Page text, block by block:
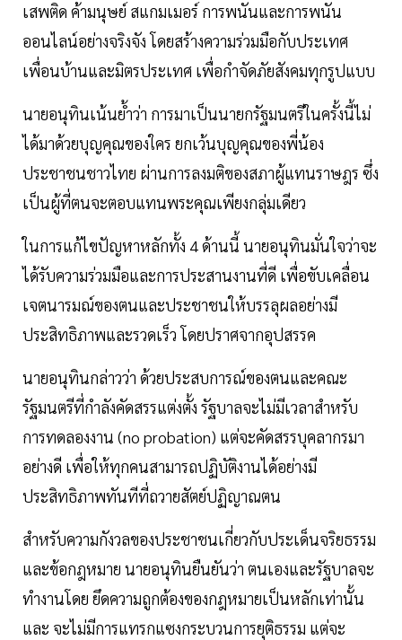
เสพติด ค้ามนุษย์ สแกมเมอร์ การพนันและการพนัน
ออนไลน์อย่างจริงจัง โดยสร้างความร่วมมือกับประเทศ
เพื่อนบ้านและมิตรประเทศ เพื่อกำจัดภัยสังคมทุกรูปแบบ
นายอนุทินเน้นย้ำว่า การมาเป็นนายกรัฐมนตรีในครั้งนี้ไม่
ได้มาด้วยบุญคุณของใคร ยกเว้นบุญคุณของพี่น้อง
ประชาชนชาวไทย ผ่านการลงมติของสภาผู้แทนราษฎร ซึ่ง
เป็นผู้ที่ตนจะตอบแทนพระคุณเพียงกลุ่มเดียว
ในการแก้ไขปัญหาหลักทั้ง 4 ด้านนี้ นายอนุทินมั่นใจว่าจะ
ได้รับความร่วมมือและการประสานงานที่ดี เพื่อขับเคลื่อน
เจตนารมณ์ของตนและประชาชนให้บรรลุผลอย่างมี
ประสิทธิภาพและรวดเร็ว โดยปราศจากอุปสรรค
นายอนุทินกล่าวว่า ด้วยประสบการณ์ของตนและคณะ
รัฐมนตรีที่กำลังคัดสรรแต่งตั้ง รัฐบาลจะไม่มีเวลาสำหรับ
การทดลองงาน (no probation) แต่จะคัดสรรบุคลากรมา
อย่างดี เพื่อให้ทุกคนสามารถปฏิบัติงานได้อย่างมี
ประสิทธิภาพทันทีที่ถวายสัตย์ปฏิญาณตน
สำหรับความกังวลของประชาชนเกี่ยวกับประเด็นจริยธรรม
และข้อกฎหมาย นายอนุทินยืนยันว่า ตนเองและรัฐบาลจะ
ทำงานโดย ยึดความถูกต้องของกฎหมายเป็นหลักเท่านั้น
และ จะไม่มีการแทรกแซงกระบวนการยุติธรรม แต่จะ